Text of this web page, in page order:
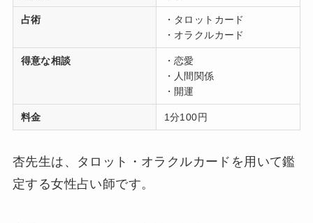
占術
・タロットカード
・オラクルカード
得意な相談
・恋愛
・人間関係
・開運
料金 1分100円
杏先生は、タロット・オラクルカードを用いて鑑
定する女性占い師です。